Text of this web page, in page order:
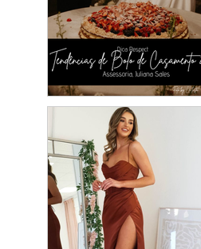
Tendências de
Casamento